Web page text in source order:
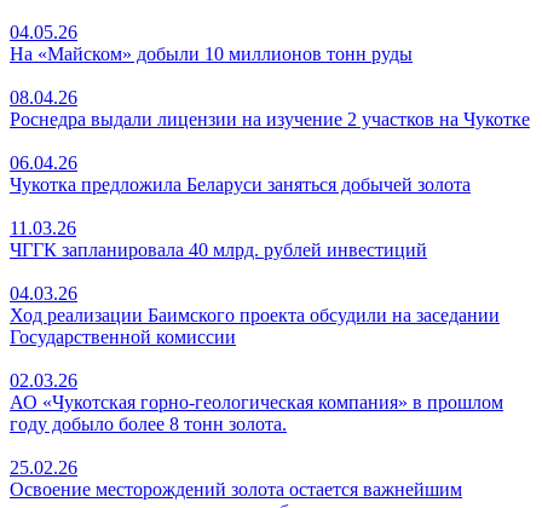
04.05.26
На «Майском» добыли 10 миллионов тонн руды
08.04.26
Роснедра выдали лицензии на изучение 2 участков на Чукотке
06.04.26
Чукотка предложила Беларуси заняться добычей золота
11.03.26
ЧГГК запланировала 40 млрд. рублей инвестиций
04.03.26
Ход реализации Баимского проекта обсудили на заседании
Государственной комиссии
02.03.26
АО «Чукотская горно-геологическая компания» в прошлом
году добыло более 8 тонн золота.
25.02.26
Освоение месторождений золота остается важнейшим